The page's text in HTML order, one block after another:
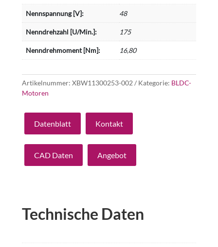
Nennspannung [V]: 48
Nenndrehzahl [U/Min.]: 175
Nenndrehmoment [Nm]: 16,80
Artikelnummer: XBW11300253-002 Kategorie: BLDC-
Motoren
Datenblatt Kontakt
CAD Daten Angebot
Technische Daten